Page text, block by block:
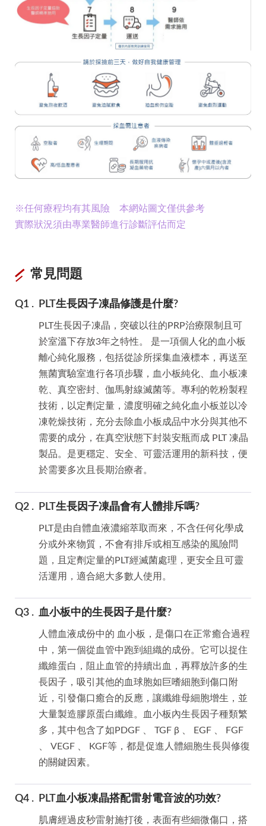
※任何療程均有其風險 本網站圖文僅供參考
實際狀況須由專業醫師進行診斷評估而定
常見問題
PLT生長因子凍晶修護是什麼?
PLT生長因子凍晶，突破以往的PRP治療限制且可
於室溫下存放3年之特性。 是一項個人化的血小板
離心純化服務，包括從診所採集血液標本，再送至
無菌實驗室進行各項步驟，血小板純化、血小板凍
乾、真空密封、伽馬射線滅菌等。專利的乾粉製程
技術，以定劑定量，濃度明確之純化血小板並以冷
凍乾燥技術，充分去除血小板成品中水分與其他不
需要的成分，在真空狀態下封裝安瓶而成 PLT 凍晶
製品。是更穩定、安全、可靈活運用的新科技，便
於需要多次且長期治療者。
PLT生長因子凍晶會有人體排斥嗎?
PLT是由自體血液濃縮萃取而來，不含任何化學成
分或外來物質，不會有排斥或相互感染的風險問
題，且定劑定量的PLT經滅菌處理，更安全且可靈
活運用，適合絕大多數人使用。
血小板中的生長因子是什麼?
人體血液成份中的 血小板，是傷口在正常癒合過程
中，第一個從血管中跑到組織的成份。它可以捉住
纖維蛋白，阻止血管的持續出血，再釋放許多的生
長因子，吸引其他的血球胞如巨嗜細胞到傷口附
近，引發傷口癒合的反應，讓纖維母細胞增生，並
大量製造膠原蛋白纖維。血小板內生長因子種類繁
多，其中包含了如PDGF 、 TGF β 、 EGF 、 FGF
、 VEGF 、 KGF等，都是促進人體細胞生長與修復
的關鍵因素。
PLT血小板凍晶搭配雷射電音波的功效?
肌膚經過皮秒雷射施打後，表面有些細微傷口，搭